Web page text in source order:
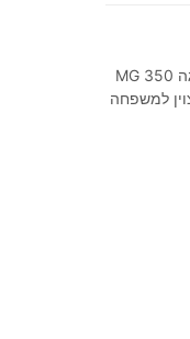
MG 350 שמורה היטב, יד שלישית, רכב משפחתי אמין וחסכוני. חוויית נהיגה
למשפחה